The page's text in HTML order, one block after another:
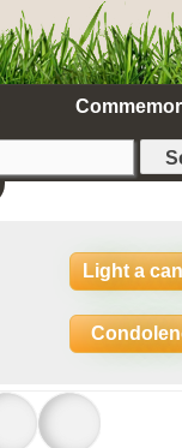
Light a